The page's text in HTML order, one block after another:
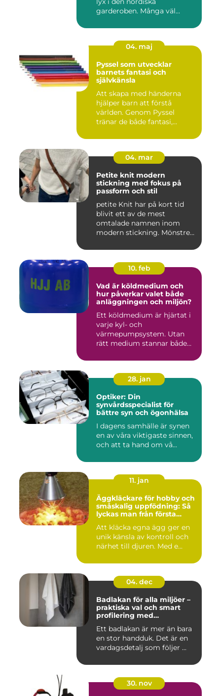
garderoben. Många väl...
04. maj
Pyssel som utvecklar
barnets fantasi och
självkänsla
Att skapa med händerna
hjälper barn att förstå
världen. Genom Pyssel
tränar de både fantasi,
04. mar
Petite knit modern
stickning med fokus på
passform och stil
petite Knit har på kort tid
blivit ett av de mest
omtalade namnen inom
modern stickning. Mönstren
10. feb
Vad är köldmedium och
hur påverkar valet både
anläggningen och miljön?
Ett köldmedium är hjärtat i
varje kyl- och
värmepumpsystem. Utan
rätt medium stannar både
28. jan
Optiker: Din
synvårdsspecialist för
bättre syn och ögonhälsa
I dagens samhälle är synen
en av våra viktigaste sinnen,
och att ta hand om vå...
11. jan
Äggkläckare för hobby och
småskalig uppfödning: Så
lyckas man från första
Att kläcka egna ägg ger en
unik känsla av kontroll och
närhet till djuren. Med e...
04. dec
Badlakan för alla miljöer –
praktiska val och smart
profilering med
Ett badlakan är mer än bara
en stor handduk. Det är en
vardagsdetalj som följer ...
30. nov